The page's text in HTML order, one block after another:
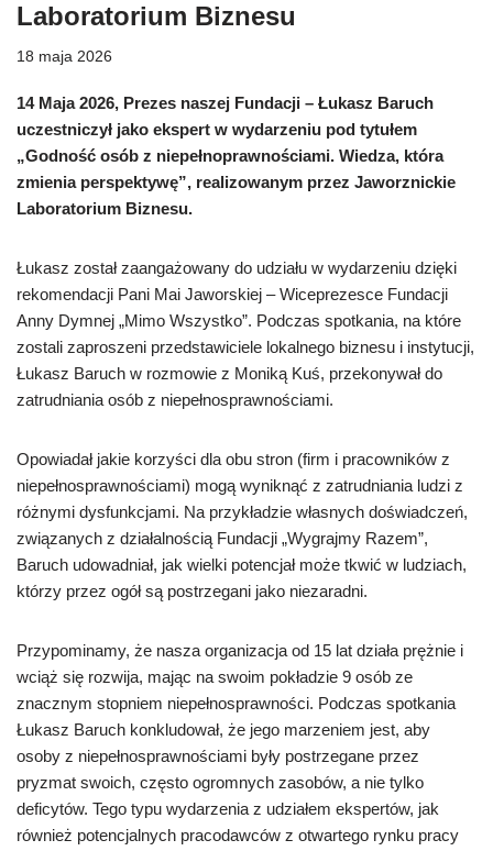
Laboratorium Biznesu
18 maja 2026
14 Maja 2026, Prezes naszej Fundacji – Łukasz Baruch
uczestniczył jako ekspert w wydarzeniu pod tytułem
„Godność osób z niepełnoprawnościami. Wiedza, która
zmienia perspektywę”, realizowanym przez Jaworznickie
Laboratorium Biznesu.
Łukasz został zaangażowany do udziału w wydarzeniu dzięki
rekomendacji Pani Mai Jaworskiej – Wiceprezesce Fundacji
Anny Dymnej „Mimo Wszystko”. Podczas spotkania, na które
zostali zaproszeni przedstawiciele lokalnego biznesu i instytucji,
Łukasz Baruch w rozmowie z Moniką Kuś, przekonywał do
zatrudniania osób z niepełnosprawnościami.
Opowiadał jakie korzyści dla obu stron (firm i pracowników z
niepełnosprawnościami) mogą wyniknąć z zatrudniania ludzi z
różnymi dysfunkcjami. Na przykładzie własnych doświadczeń,
związanych z działalnością Fundacji „Wygrajmy Razem”,
Baruch udowadniał, jak wielki potencjał może tkwić w ludziach,
którzy przez ogół są postrzegani jako niezaradni.
Przypominamy, że nasza organizacja od 15 lat działa prężnie i
wciąż się rozwija, mając na swoim pokładzie 9 osób ze
znacznym stopniem niepełnosprawności. Podczas spotkania
Łukasz Baruch konkludował, że jego marzeniem jest, aby
osoby z niepełnosprawnościami były postrzegane przez
pryzmat swoich, często ogromnych zasobów, a nie tylko
deficytów. Tego typu wydarzenia z udziałem ekspertów, jak
również potencjalnych pracodawców z otwartego rynku pracy